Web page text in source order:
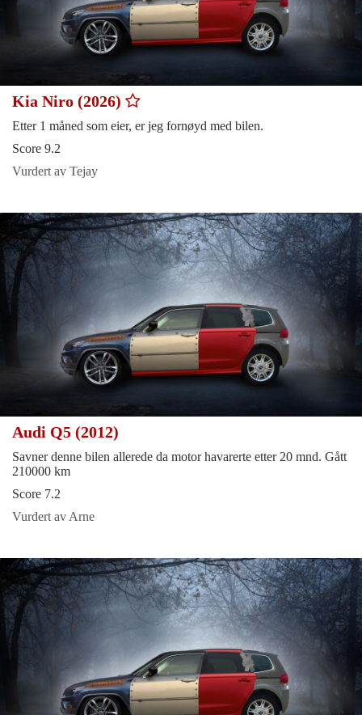
Kia Niro (2026)
Etter 1 måned som eier, er jeg fornøyd med bilen.
Score 9.2
Vurdert av Tejay
Audi Q5 (2012)
Savner denne bilen allerede da motor havarerte etter 20 mnd. Gått
210000 km
Score 7.2
Vurdert av Arne